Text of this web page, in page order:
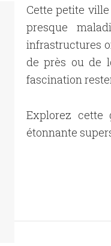
Cette petite
presque
infrastructures
de près ou de
fascination
Explorez cette
étonnante